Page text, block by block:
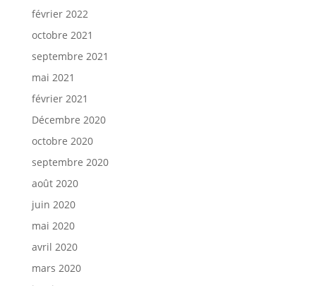
février 2022
octobre 2021
septembre 2021
mai 2021
février 2021
Décembre 2020
octobre 2020
septembre 2020
août 2020
juin 2020
mai 2020
avril 2020
mars 2020